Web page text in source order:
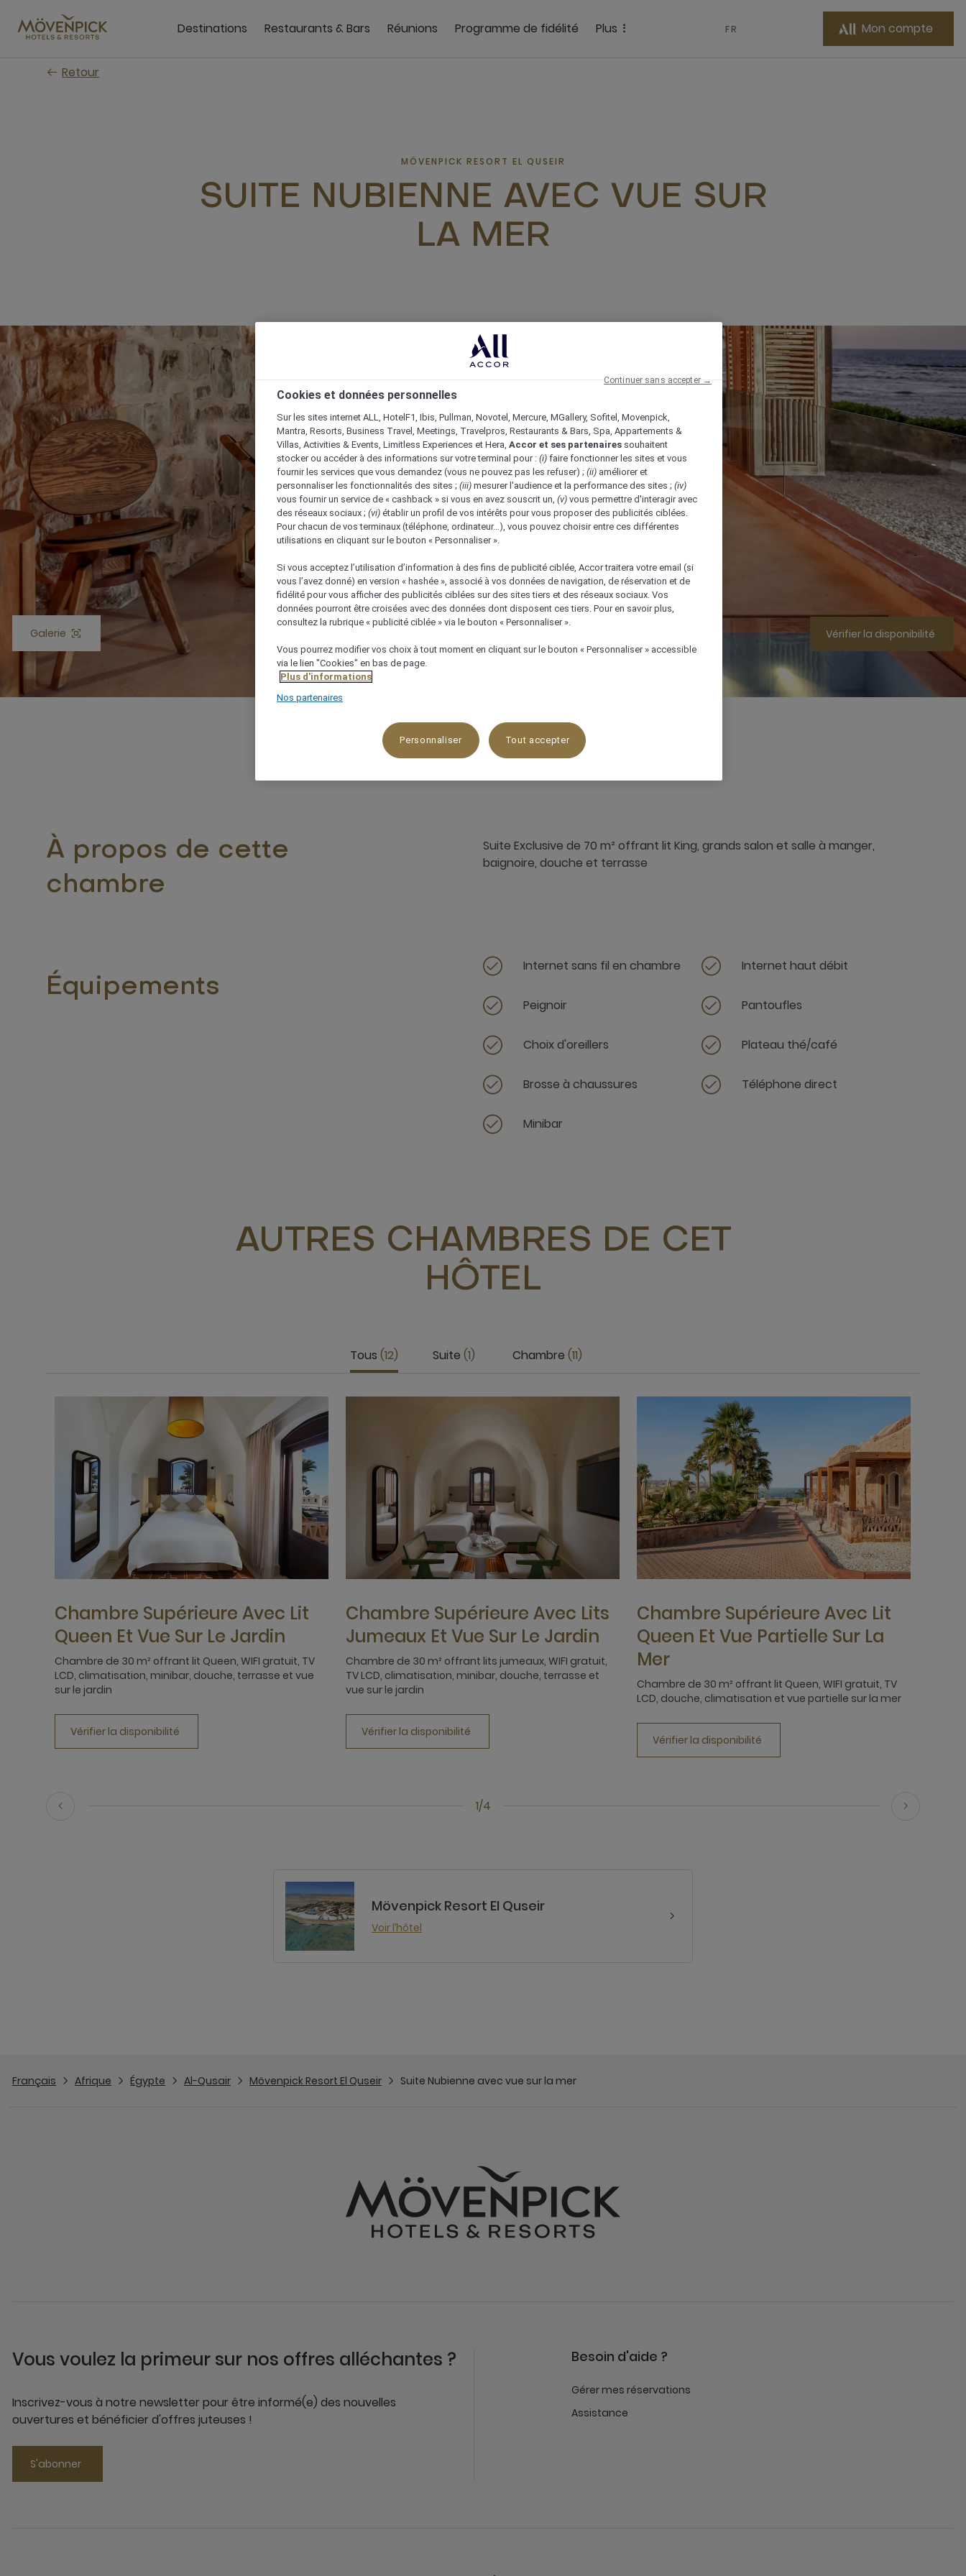
contenu
Destinations Restaurants & Bars Réunions Programme de fidélité Plus FR Mon compte
Retour
MÖVENPICK RESORT EL QUSEIR
SUITE NUBIENNE AVEC VUE SUR
LA MER
Galerie
Bouton Ouvrir Galerie Vérifier la disponibilité
Vue sur l'océan/la mer
À propos de cette
chambre
Suite Exclusive de 70 m² offrant lit King, grands salon et salle à manger,
baignoire, douche et terrasse
Équipements
Internet sans fil en chambre Internet haut débit
Peignoir Pantoufles
Choix d'oreillers Plateau thé/café
Brosse à chaussures Téléphone direct
Minibar
AUTRES CHAMBRES DE CET
HÔTEL
Tous 12 Suite 1 Chambre 11
1/4
Chambre Supérieure Avec Lit
Queen Et Vue Sur Le Jardin
Chambre de 30 m² offrant lit Queen, WIFI gratuit, TV
LCD, climatisation, minibar, douche, terrasse et vue
sur le jardin
Vérifier la disponibilité
Chambre Supérieure Avec Lits
Jumeaux Et Vue Sur Le Jardin
Chambre de 30 m² offrant lits jumeaux, WIFI gratuit,
TV LCD, climatisation, minibar, douche, terrasse et
vue sur le jardin
Vérifier la disponibilité
Chambre Supérieure Avec Lit
Queen Et Vue Partielle Sur La
Mer
Chambre de 30 m² offrant lit Queen, WIFI gratuit, TV
LCD, douche, climatisation et vue partielle sur la mer
Vérifier la disponibilité
Mövenpick Resort El Quseir
Voir l’hôtel
Français Afrique Égypte Al-Qusair Mövenpick Resort El Quseir Suite Nubienne avec vue sur la mer
Vous voulez la primeur sur nos offres alléchantes ?
Inscrivez-vous à notre newsletter pour être informé(e) des nouvelles
ouvertures et bénéficier d'offres juteuses !
S'abonner
Besoin d'aide ?
Gérer mes réservations
Assistance
Cookies et données personnelles
Sur les sites internet ALL, HotelF1, Ibis, Pullman, Novotel, Mercure, MGallery, Sofitel, Movenpick,
Mantra, Resorts, Business Travel, Meetings, Travelpros, Restaurants & Bars, Spa, Appartements &
Villas, Activities & Events, Limitless Experiences et Hera, Accor et ses partenaires souhaitent
stocker ou accéder à des informations sur votre terminal pour : (i) faire fonctionner les sites et vous
fournir les services que vous demandez (vous ne pouvez pas les refuser) ; (ii) améliorer et
personnaliser les fonctionnalités des sites ; (iii) mesurer l'audience et la performance des sites ; (iv)
vous fournir un service de « cashback » si vous en avez souscrit un, (v) vous permettre d'interagir avec
des réseaux sociaux ; (vi) établir un profil de vos intérêts pour vous proposer des publicités ciblées.
Pour chacun de vos terminaux (téléphone, ordinateur…), vous pouvez choisir entre ces différentes
utilisations en cliquant sur le bouton « Personnaliser ».
Si vous acceptez l’utilisation d’information à des fins de publicité ciblée, Accor traitera votre email (si
vous l’avez donné) en version « hashée », associé à vos données de navigation, de réservation et de
fidélité pour vous afficher des publicités ciblées sur des sites tiers et des réseaux sociaux. Vos
données pourront être croisées avec des données dont disposent ces tiers. Pour en savoir plus,
consultez la rubrique « publicité ciblée » via le bouton « Personnaliser ».
Vous pourrez modifier vos choix à tout moment en cliquant sur le bouton « Personnaliser » accessible
via le lien "Cookies" en bas de page.
Plus d'informations
Nos partenaires
Personnaliser Tout accepter
Continuer sans accepter →